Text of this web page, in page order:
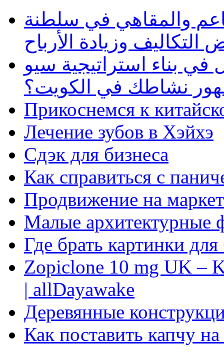
والمقاهي في سلطنة
وزيادة الأرباح
بناء استراتيجية سيو
نشاطك في الكويت؟
Прикоснемся к
Лечение зубов в Хэйхэ
Сдэк для бизнеса
Как справиться с
Продвижение на
Малые архитектурные
Где брать картинки
Zopiclone 10 mg UK –
| allDayawake
Деревянные
Как поставить капчу